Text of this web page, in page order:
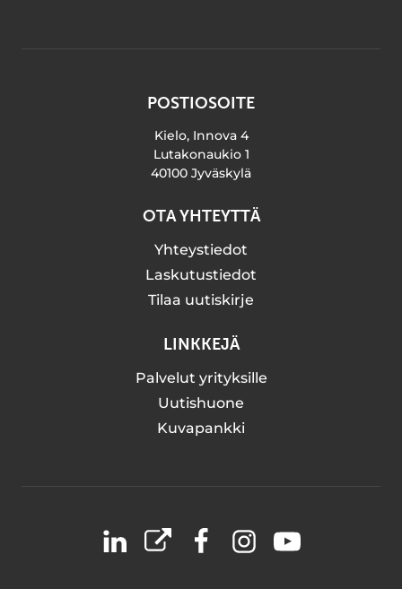
POSTIOSOITE
Kielo, Innova 4
Lutakonaukio 1
40100 Jyväskylä
OTA YHTEYTTÄ
Yhteystiedot
Laskutustiedot
Tilaa uutiskirje
LINKKEJÄ
Palvelut yrityksille
Uutishuone
Kuvapankki
LinkedIn
X FacebookInstagramYouTube